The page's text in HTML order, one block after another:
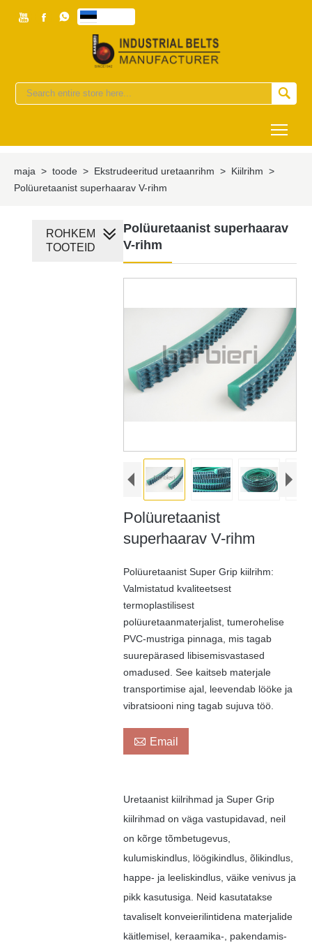
  

maja > toode > Ekstrudeeritud uretaanrihm > Kiilrihm >
Polüuretaanist superhaarav V-rihm
Polüuretaanist superhaarav
V-rihm
Polüuretaanist
superhaarav V-rihm
Polüuretaanist Super Grip kiilrihm:
Valmistatud kvaliteetsest
termoplastilisest
polüuretaanmaterjalist, tumerohelise
PVC-mustriga pinnaga, mis tagab
suurepärased libisemisvastased
omadused. See kaitseb materjale
transportimise ajal, leevendab lööke ja
vibratsiooni ning tagab sujuva töö.
 Email
Uretaanist kiilrihmad ja Super Grip
kiilrihmad on väga vastupidavad, neil
on kõrge tõmbetugevus,
kulumiskindlus, löögikindlus, õlikindlus,
happe- ja leeliskindlus, väike venivus ja
pikk kasutusiga. Neid kasutatakse
tavaliselt konveierilintidena materjalide
käitlemisel, keraamika-, pakendamis-
ROHKEM
TOOTEID